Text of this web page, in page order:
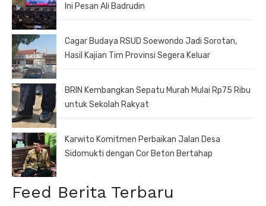
Ini Pesan Ali Badrudin
Cagar Budaya RSUD Soewondo Jadi Sorotan,
Hasil Kajian Tim Provinsi Segera Keluar
BRIN Kembangkan Sepatu Murah Mulai Rp75 Ribu
untuk Sekolah Rakyat
Karwito Komitmen Perbaikan Jalan Desa
Sidomukti dengan Cor Beton Bertahap
Feed Berita Terbaru